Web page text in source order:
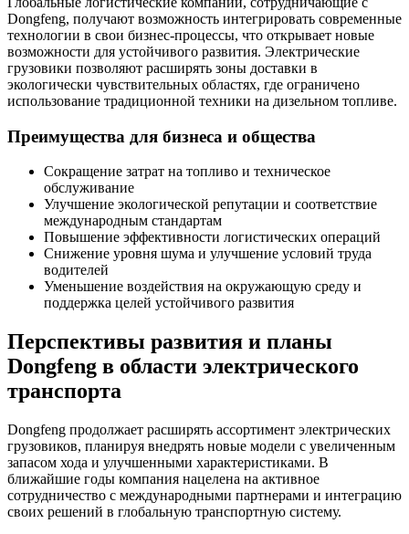
Dongfeng, получают возможность интегрировать современные
технологии в свои бизнес-процессы, что открывает новые
возможности для устойчивого развития. Электрические
грузовики позволяют расширять зоны доставки в
экологически чувствительных областях, где ограничено
использование традиционной техники на дизельном топливе.
Преимущества для бизнеса и общества
Сокращение затрат на топливо и техническое
обслуживание
Улучшение экологической репутации и соответствие
международным стандартам
Повышение эффективности логистических операций
Снижение уровня шума и улучшение условий труда
водителей
Уменьшение воздействия на окружающую среду и
поддержка целей устойчивого развития
Перспективы развития и планы
Dongfeng в области электрического
транспорта
Dongfeng продолжает расширять ассортимент электрических
грузовиков, планируя внедрять новые модели с увеличенным
запасом хода и улучшенными характеристиками. В
ближайшие годы компания нацелена на активное
сотрудничество с международными партнерами и интеграцию
своих решений в глобальную транспортную систему.